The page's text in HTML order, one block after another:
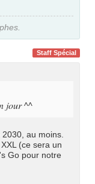
Staff Spécial
jour ^^
au moins.
(ce sera un
Go pour notre